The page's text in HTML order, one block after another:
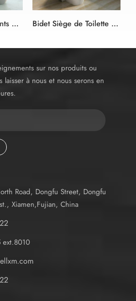
Certifié CE chauffants électriques, siège de toilette bidet salle de bains solutions à vis de la citerne Bidet Siège de Toilette avec de la couleur blanche de Cabinet de la citerne
sur nos produits ou
laisser à nous et nous serons en
Road, Dongfu Street, Dongfu
Xiamen,Fujian, China
ext.8010